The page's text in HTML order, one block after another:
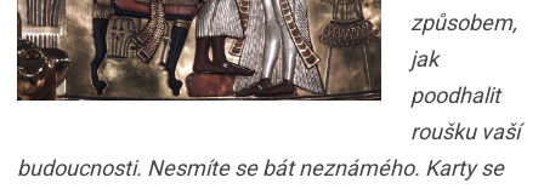
způsobem,
jak
poodhalit
roušku vaší
budoucnosti. Nesmíte se bát neznámého. Karty se